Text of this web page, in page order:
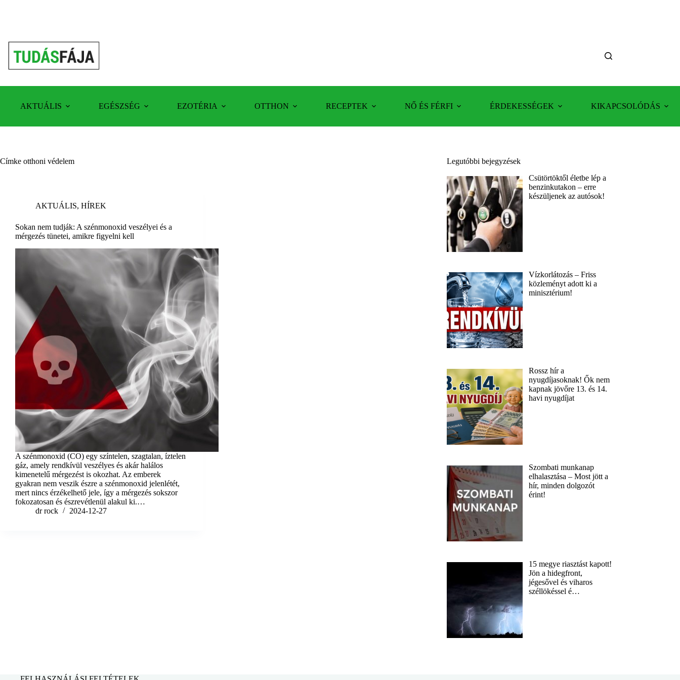
AKTUÁLIS EGÉSZSÉG EZOTÉRIA OTTHON RECEPTEK NŐ ÉS FÉRFI ÉRDEKESSÉGEK KIKAPCSOLÓDÁS
Címke otthoni védelem
AKTUÁLIS, HÍREK
Sokan nem tudják: A szénmonoxid veszélyei és a
mérgezés tünetei, amikre figyelni kell
A szénmonoxid (CO) egy színtelen, szagtalan, íztelen
gáz, amely rendkívül veszélyes és akár halálos
kimenetelű mérgezést is okozhat. Az emberek
gyakran nem veszik észre a szénmonoxid jelenlétét,
mert nincs érzékelhető jele, így a mérgezés sokszor
fokozatosan és észrevétlenül alakul ki.…
dr rock
2024-12-27
Legutóbbi bejegyzések
Csütörtöktől életbe lép a
benzinkutakon – erre
készüljenek az autósok!
Vízkorlátozás – Friss
közleményt adott ki a
minisztérium!
Rossz hír a
nyugdíjasoknak! Ők nem
kapnak jövőre 13. és 14.
havi nyugdíjat
Szombati munkanap
elhalasztása – Most jött a
hír, minden dolgozót
érint!
15 megye riasztást kapott!
Jön a hidegfront,
jégesővel és viharos
széllökéssel é…